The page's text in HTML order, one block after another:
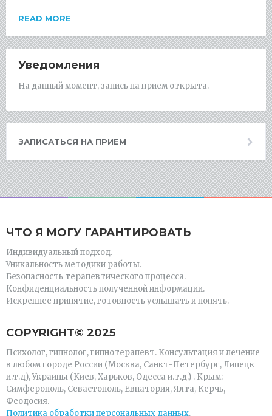
READ MORE
Уведомления
На данный момент, запись на прием открыта.
ЗАПИСАТЬСЯ НА ПРИЕМ
ЧТО Я МОГУ ГАРАНТИРОВАТЬ
Индивидуальный подход.
Уникальность методики работы.
Безопасность терапевтического процесса.
Конфиденциальность полученной информации.
Искреннее принятие, готовность услышать и понять.
СOPYRIGHT© 2025
Психолог, гипнолог, гипнотерапевт. Консультация и лечение
в любом городе России (Москва, Санкт-Петербург, Липецк
и.т.д), Украины (Киев, Харьков, Одесса и.т.д.) . Крым:
Симферополь, Севастополь, Евпатория, Ялта, Керчь,
Феодосия.
Политика обработки персональных данных.